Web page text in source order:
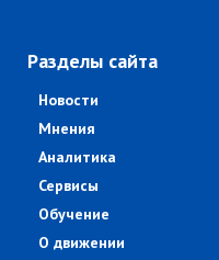
Разделы сайта
Новости
Мнения
Аналитика
Сервисы
Обучение
О движении